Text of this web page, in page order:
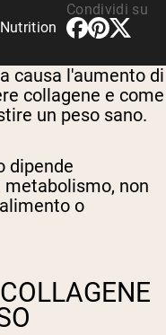
Condividi su
causa l'aumento di
collagene e come
un peso sano.
dipende
non
o